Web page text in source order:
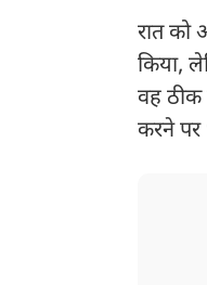
रात को
किया,
वह ठीक
करने पर